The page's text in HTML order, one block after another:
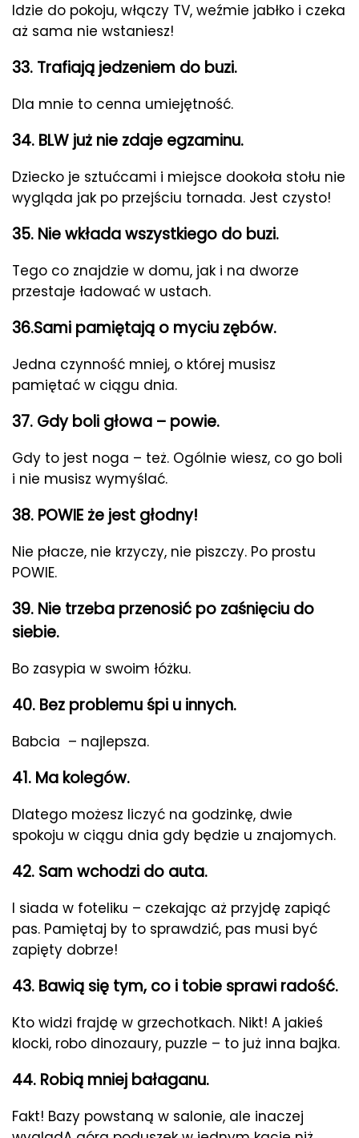
Idzie do pokoju, włączy TV, weźmie jabłko i czeka
aż sama nie wstaniesz!
33. Trafiają jedzeniem do buzi.
Dla mnie to cenna umiejętność.
34. BLW już nie zdaje egzaminu.
Dziecko je sztućcami i miejsce dookoła stołu nie
wygląda jak po przejściu tornada. Jest czysto!
35. Nie wkłada wszystkiego do buzi.
Tego co znajdzie w domu, jak i na dworze
przestaje ładować w ustach.
36.Sami pamiętają o myciu zębów.
Jedna czynność mniej, o której musisz
pamiętać w ciągu dnia.
37. Gdy boli głowa – powie.
Gdy to jest noga – też. Ogólnie wiesz, co go boli
i nie musisz wymyślać.
38. POWIE że jest głodny!
Nie płacze, nie krzyczy, nie piszczy. Po prostu
POWIE.
39. Nie trzeba przenosić po zaśnięciu do
siebie.
Bo zasypia w swoim łóżku.
40. Bez problemu śpi u innych.
Babcia – najlepsza.
41. Ma kolegów.
Dlatego możesz liczyć na godzinkę, dwie
spokoju w ciągu dnia gdy będzie u znajomych.
42. Sam wchodzi do auta.
I siada w foteliku – czekając aż przyjdę zapiąć
pas. Pamiętaj by to sprawdzić, pas musi być
zapięty dobrze!
43. Bawią się tym, co i tobie sprawi radość.
Kto widzi frajdę w grzechotkach. Nikt! A jakieś
klocki, robo dinozaury, puzzle – to już inna bajka.
44. Robią mniej bałaganu.
Fakt! Bazy powstaną w salonie, ale inaczej